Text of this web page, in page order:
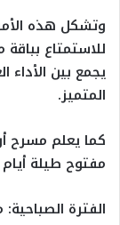
​وتشكل هذه
للاستمتاع
يجمع بين الأداء
المتميز.
​كما يعلم مسرح
مفتوح طيلة
​الفترة الصباحية: من الساعة